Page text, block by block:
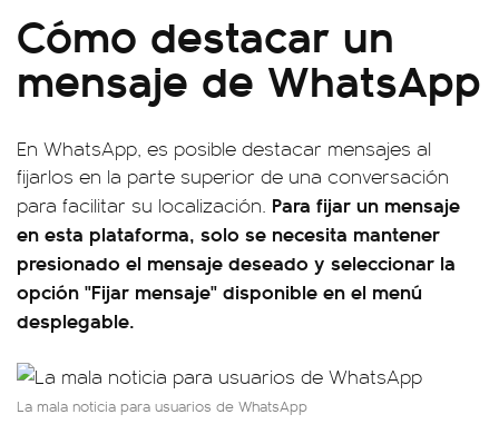
Cómo destacar un
mensaje de WhatsApp
En WhatsApp, es posible destacar mensajes al
fijarlos en la parte superior de una conversación
para facilitar su localización. Para fijar un mensaje
en esta plataforma, solo se necesita mantener
presionado el mensaje deseado y seleccionar la
opción "Fijar mensaje" disponible en el menú
desplegable.
La mala noticia para usuarios de WhatsApp